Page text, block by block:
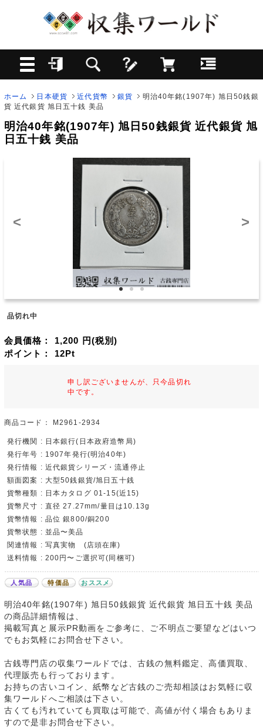
ホーム 日本硬貨 近代貨幣 銀貨
明治40年銘(1907年) 旭日50銭銀
貨 近代銀貨 旭日五十銭 美品
明治40年銘(1907年) 旭日50銭銀貨 近代銀貨 旭
日五十銭 美品
< >
品切れ中
会員価格： 1,200 円(税別)
ポイント： 12Pt
申し訳ございませんが、只今品切れ
中です。
商品コード： M2961-2934
発行機関 : 日本銀行(日本政府造幣局)
発行年号 : 1907年発行(明治40年)
発行情報 : 近代銀貨シリーズ・流通停止
額面図案 : 大型50銭銀貨/旭日五十銭
貨幣種類 : 日本カタログ 01-15(近15)
貨幣尺寸 : 直径 27.27mm/量目は10.13g
貨幣情報 : 品位 銀800/銅200
貨幣状態 : 並品〜美品
関連情報 : 写真実物 (店頭在庫)
送料情報 : 200円〜ご選択可(同梱可)
人気品 特価品 おススメ
明治40年銘(1907年) 旭日50銭銀貨 近代銀貨 旭日五十銭 美品
の商品詳細情報は、
掲載写真と展示PR動画をご参考に、ご不明点ご要望などはいつ
でもお気軽にお問合せ下さい。
古銭専門店の収集ワールドでは、古銭の無料鑑定、高価買取、
代理販売も行っております。
お持ちの古いコイン、紙幣など古銭のご売却相談はお気軽に収
集ワールドへご相談は下さい。
古くても汚れていても買取は可能で、高値が付く場合もありま
すので是非お問合せ下さい。